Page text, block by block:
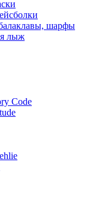
шарфы
лыж
Code